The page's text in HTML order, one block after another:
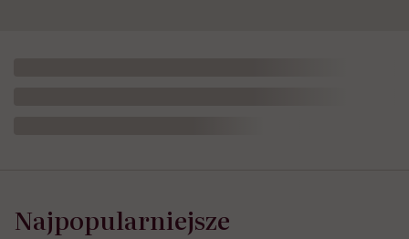
Najpopularniejsze